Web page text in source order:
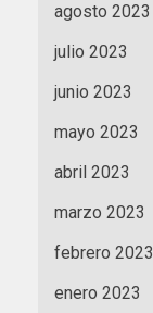
agosto 2023
julio 2023
junio 2023
mayo 2023
abril 2023
marzo 2023
febrero 2023
enero 2023